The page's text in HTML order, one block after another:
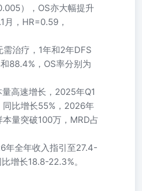
），OS亦大幅提升
月，HR=0.59，
需治疗，1年和2年DFS
88.4%，OS率分别为
高速增长，2025年Q1
比增长55%，2026年
本量突破100万，MRD占
年全年收入指引至27.4-
增长18.8-22.3%。